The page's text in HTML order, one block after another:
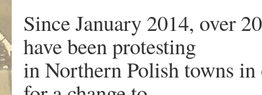
Since January 2014, over
have been protesting
in Northern Polish towns